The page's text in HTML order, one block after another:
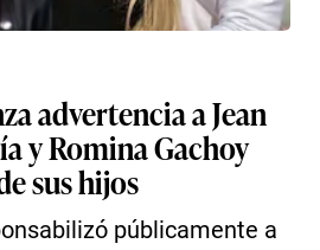
advertencia a Jean
y Romina Gachoy
sus hijos
públicamente a